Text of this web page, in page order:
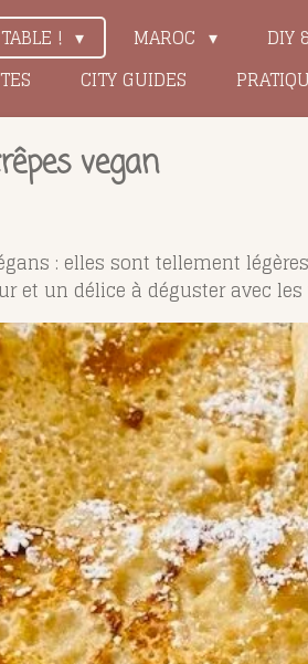
! MAROC DIY
CITY GUIDES
vegan
: elles sont tellement
et un délice à déguster avec